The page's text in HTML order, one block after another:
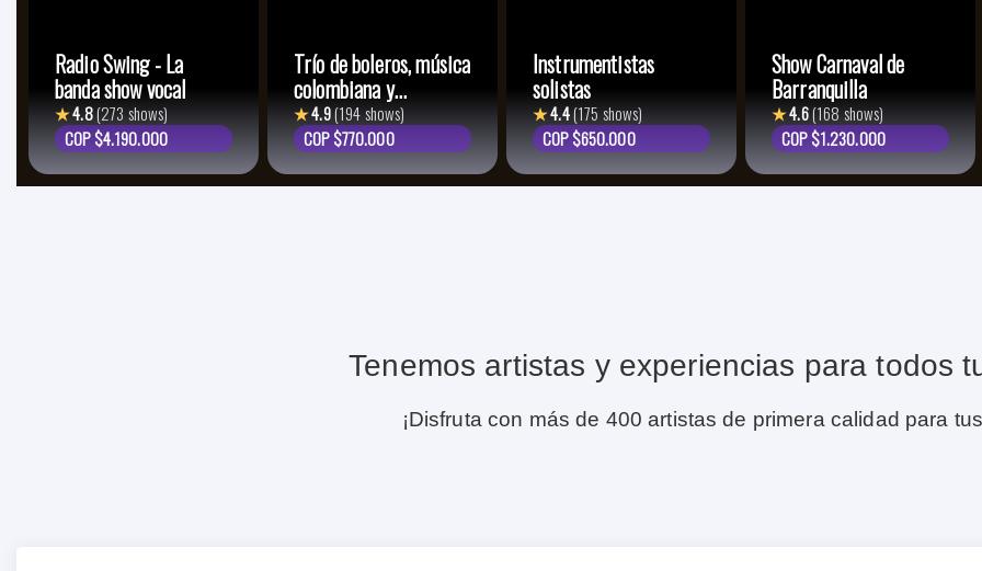
Radio Swing - La
banda show vocal
★4.8(273 shows)
COP $4.190.000
Trío de boleros, música
colombiana y
lationamericana
★4.9(194 shows)
COP $770.000
Instrumentistas
solistas
★4.4(175 shows)
COP $650.000
Show Carnaval de
Barranquilla
★4.6(168 shows)
COP $1.230.000
Tenemos artistas y experiencias para todos
¡Disfruta con más de 400 artistas de primera calidad para